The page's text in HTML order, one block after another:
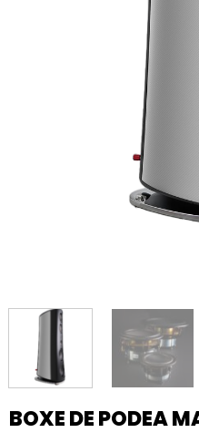
BOXE DE PODEA